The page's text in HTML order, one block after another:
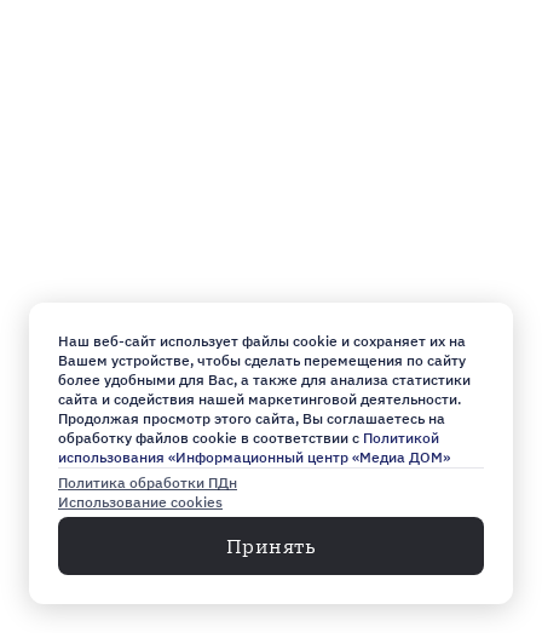
Наш веб-сайт использует файлы cookie и сохраняет их на
Вашем устройстве, чтобы сделать перемещения по сайту
более удобными для Вас, а также для анализа статистики
сайта и содействия нашей маркетинговой деятельности.
Продолжая просмотр этого сайта, Вы соглашаетесь на
обработку файлов cookie в соответствии с Политикой
использования «Информационный центр «Медиа ДОМ»
Политика обработки ПДн
Использование cookies
Принять